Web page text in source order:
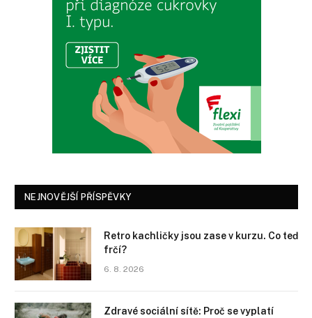
NEJNOVĚJŠÍ PŘÍSPĚVKY
Retro kachličky jsou zase v kurzu. Co teď
frčí?
6. 8. 2026
Zdravé sociální sítě: Proč se vyplatí